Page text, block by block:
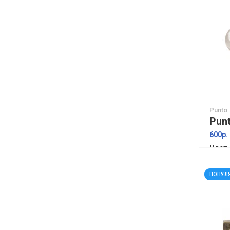
Punto
600р.
Цвет